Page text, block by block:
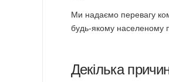
Ми надаємо перевагу
будь-якому населеному
Декілька